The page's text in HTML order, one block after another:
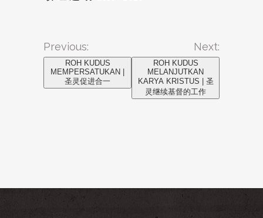
Previous:
ROH KUDUS
MEMPERSATUKAN |
圣灵促进合一
Next:
ROH KUDUS
MELANJUTKAN
KARYA KRISTUS | 圣
灵继续基督的工作